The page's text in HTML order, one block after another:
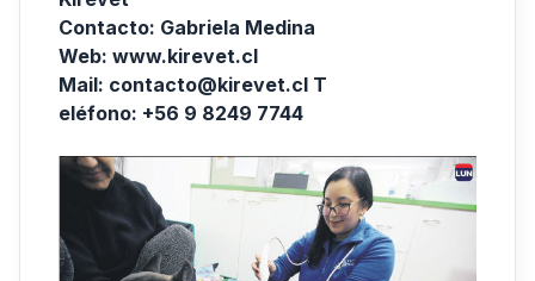
Contacto: Gabriela Medina
Web: www.kirevet.cl
Mail: contacto@kirevet.cl T
eléfono: +56 9 8249 7744